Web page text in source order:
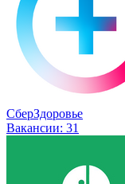
СберЗдоровье
Вакансии: 31